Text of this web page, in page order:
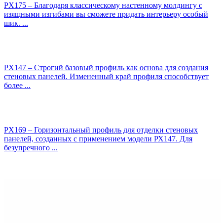
PX175 – Благодаря классическому настенному молдингу с
изящными изгибами вы сможете придать интерьеру особый
шик. ...
PX147 – Строгий базовый профиль как основа для создания
стеновых панелей. Измененный край профиля способствует
более ...
PX169 – Горизонтальный профиль для отделки стеновых
панелей, созданных с применением модели РХ147. Для
безупречного ...